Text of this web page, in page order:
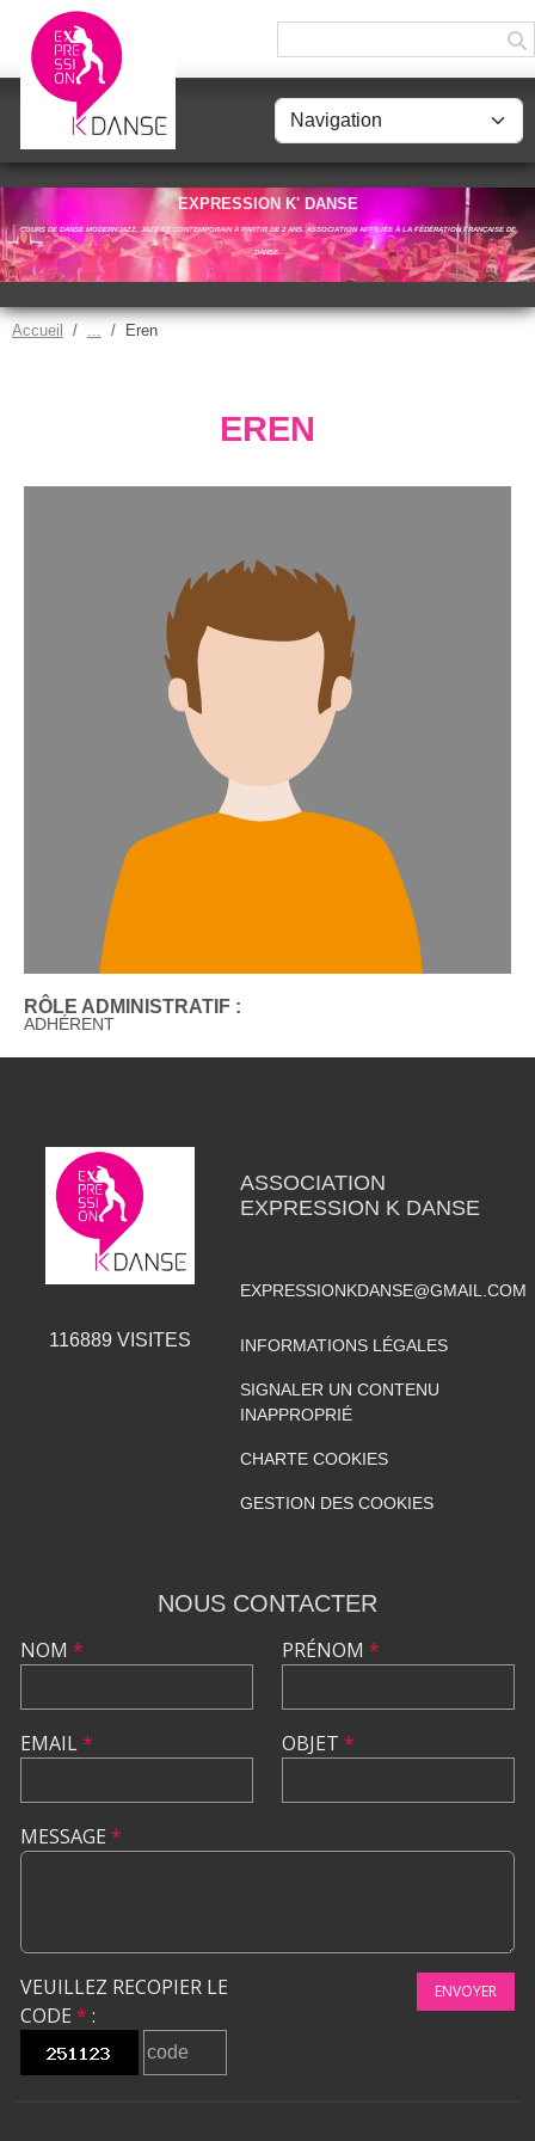
EXPRESSION K' DANSE
COURS DE DANSE MODERN'JAZZ, JAZZ ET CONTEMPORAIN À PARTIR DE 2 ANS. ASSOCIATION AFFILIÉE À LA FÉDÉRATION FRANÇAISE DE
DANSE.
Accueil Eren
EREN
RÔLE ADMINISTRATIF :
ADHÉRENT
116889 VISITES
ASSOCIATION
EXPRESSION K DANSE
EXPRESSIONKDANSE@GMAIL.COM
INFORMATIONS LÉGALES
SIGNALER UN CONTENU
INAPPROPRIÉ
CHARTE COOKIES
GESTION DES COOKIES
NOUS CONTACTER
NOM *
EMAIL*
PRÉNOM *
OBJET *
MESSAGE *
VEUILLEZ RECOPIER LE
CODE * :
ENVOYER
Panneau de gestion des cookies